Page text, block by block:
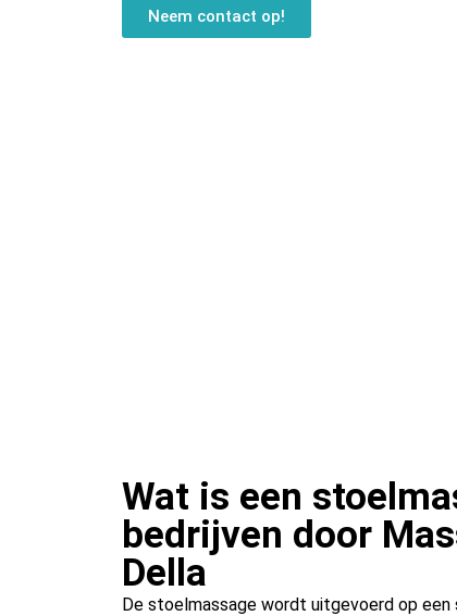
Neem contact op!
Wat is een
bedrijven door
Della
De stoelmassage wordt uitgevoerd op